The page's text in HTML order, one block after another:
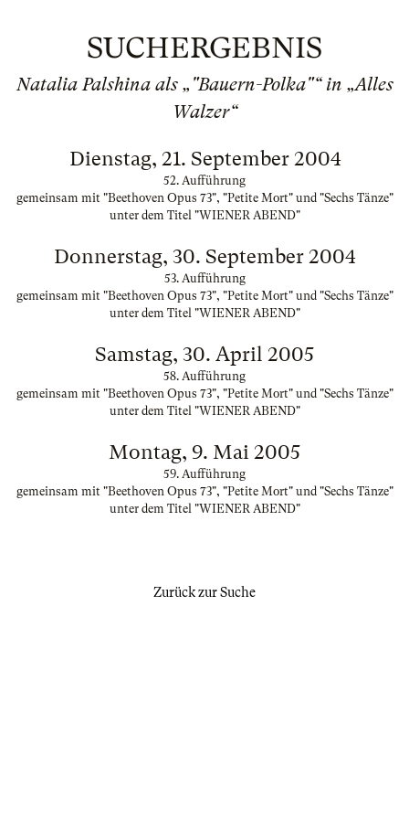
SUCHERGEBNIS
Natalia Palshina als „"Bauern-Polka"“ in „Alles
Walzer“
Dienstag, 21. September 2004
52. Aufführung
gemeinsam mit "Beethoven Opus 73", "Petite Mort" und "Sechs Tänze"
unter dem Titel "WIENER ABEND"
Donnerstag, 30. September 2004
53. Aufführung
gemeinsam mit "Beethoven Opus 73", "Petite Mort" und "Sechs Tänze"
unter dem Titel "WIENER ABEND"
Samstag, 30. April 2005
58. Aufführung
gemeinsam mit "Beethoven Opus 73", "Petite Mort" und "Sechs Tänze"
unter dem Titel "WIENER ABEND"
Montag, 9. Mai 2005
59. Aufführung
gemeinsam mit "Beethoven Opus 73", "Petite Mort" und "Sechs Tänze"
unter dem Titel "WIENER ABEND"
Zurück zur Suche